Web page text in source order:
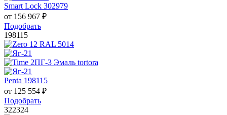
Smart Lock 302979
от 156 967 ₽
Подобрать
198115
Penta 198115
от 125 554 ₽
Подобрать
322324